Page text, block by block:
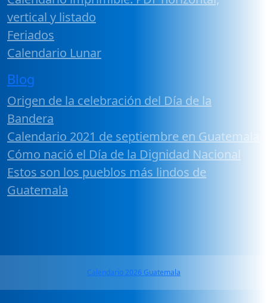
vertical y listado
Feriados
Calendario Lunar
Blog
Origen de la celebración del Día de la
Bandera
Calendario 2021 de septiembre en Guatemala
Cómo nació el Día de la Dignidad Nacional
Estos son los pueblos más lindos de
Guatemala
Calendario 2026 Guatemala